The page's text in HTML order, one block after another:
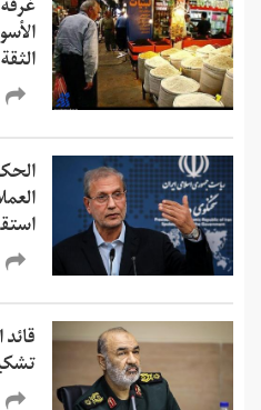
الثقة